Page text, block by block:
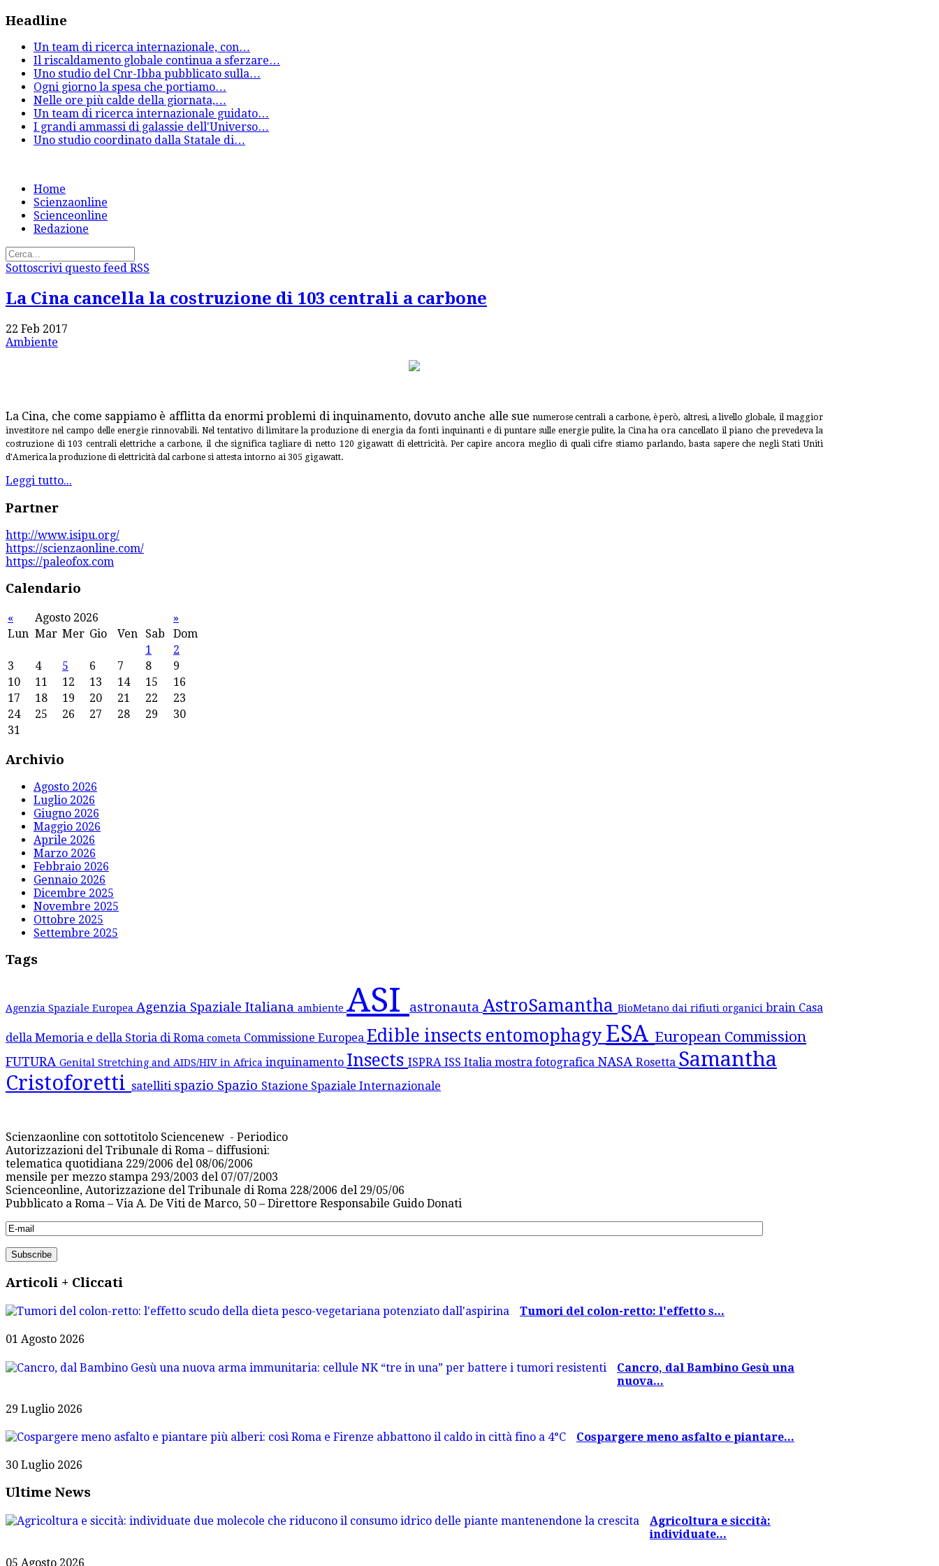
Headline
Un team di ricerca internazionale, con…
Il riscaldamento globale continua a sferzare…
Uno studio del Cnr-Ibba pubblicato sulla…
Ogni giorno la spesa che portiamo…
Nelle ore più calde della giornata,…
Un team di ricerca internazionale guidato…
I grandi ammassi di galassie dell'Universo…
Uno studio coordinato dalla Statale di…
Home
Scienzaonline
Scienceonline
Redazione
Sottoscrivi questo feed RSS
La Cina cancella la costruzione di 103 centrali a carbone
22 Feb 2017
Ambiente
La Cina, che come sappiamo è afflitta da enormi problemi di inquinamento, dovuto anche alle suenumerose centrali a carbone, è però, altresì, a livello globale, il maggior
investitore nel campo delle energie rinnovabili. Nel tentativo di limitare la produzione di energia da fonti inquinanti e di puntare sulle energie pulite,la Cina ha ora cancellato il piano che prevedeva la
costruzione di 103 centrali elettriche a carbone, il che significa tagliare di netto 120 gigawatt di elettricità. Per capire ancora meglio di quali cifre stiamoparlando, basta sapere che negli Stati Uniti
d’America la produzione di elettricità dal carbone siattesta intorno ai 305 gigawatt.
Leggi tutto...
Partner
http://www.isipu.org/
https://scienzaonline.com/
https://paleofox.com
Calendario
« Agosto 2026
»
Lun Mar Mer Gio Ven Sab
Dom
1
2
3
4 5 6 7 8
9
10
11 12 13 14 15
16
17
18 19 20 21 22
23
24
25 26 27 28 29
30
31
Archivio
Agosto 2026
Luglio 2026
Giugno 2026
Maggio 2026
Aprile 2026
Marzo 2026
Febbraio 2026
Gennaio 2026
Dicembre 2025
Novembre 2025
Ottobre 2025
Settembre 2025
Tags
Agenzia Spaziale Europea Agenzia Spaziale Italiana ambiente ASI astronauta AstroSamantha BioMetano dai rifiuti organici brain Casa
della Memoria e della Storia di Roma cometa Commissione Europea Edible insects entomophagy ESA European Commission
FUTURA Genital Stretching and AIDS/HIV in Africa inquinamento Insects ISPRA ISS Italia mostra fotografica NASA Rosetta Samantha
Cristoforetti satelliti spazio Spazio Stazione Spaziale Internazionale
Scienzaonline con sottotitolo Sciencenew - Periodico
Autorizzazioni del Tribunale di Roma – diffusioni:
telematica quotidiana 229/2006 del 08/06/2006
mensile per mezzo stampa 293/2003 del 07/07/2003
Scienceonline, Autorizzazione del Tribunale di Roma 228/2006 del 29/05/06
Pubblicato a Roma – Via A. De Viti de Marco, 50 – Direttore Responsabile Guido Donati
Articoli + Cliccati
Tumori del colon-retto: l'effetto s...
01 Agosto 2026
Cancro, dal Bambino Gesù una
nuova...
29 Luglio 2026
Cospargere meno asfalto e piantare...
30 Luglio 2026
Ultime News
Agricoltura e siccità:
individuate...
05 Agosto 2026